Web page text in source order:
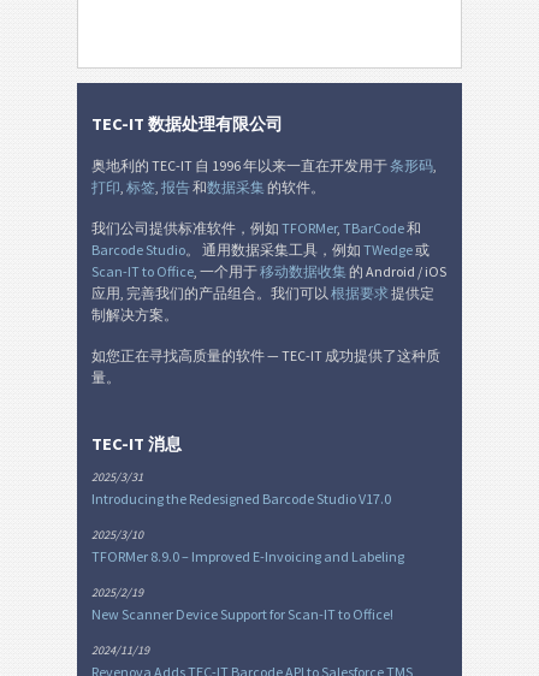
TEC-IT 数据处理有限公司
奥地利的 TEC-IT 自 1996 年以来一直在开发用于条形码,
打印, 标签, 报告和数据采集的软件。
我们公司提供标准软件，例如 TFORMer, TBarCode和
Barcode Studio。 通用数据采集工具，例如 TWedge或
Scan-IT to Office, 一个用于移动数据收集的 Android / iOS
应用, 完善我们的产品组合。我们可以 根据要求 提供定
制解决方案。
如您正在寻找高质量的软件 — TEC-IT 成功提供了这种质
量。
TEC-IT 消息
2025/3/31
Introducing the Redesigned Barcode Studio V17.0
2025/3/10
TFORMer 8.9.0 – Improved E-Invoicing and Labeling
2025/2/19
New Scanner Device Support for Scan-IT to Office!
2024/11/19
Revenova Adds TEC-IT Barcode API to Salesforce TMS